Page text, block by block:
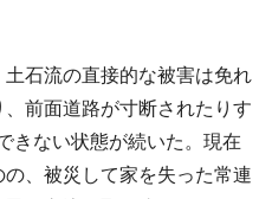
石流の直接的な被害は免れ
前面道路が寸断されたりす
きない状態が続いた。現在
、被災して家を失った常連